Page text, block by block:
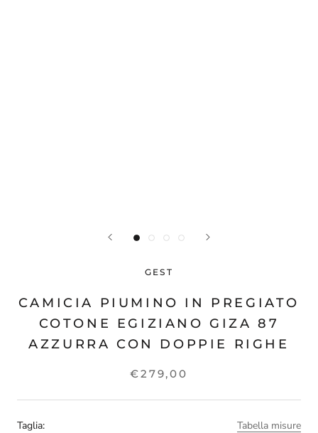
GEST
CAMICIA PIUMINO IN PREGIATO
COTONE EGIZIANO GIZA 87
AZZURRA CON DOPPIE RIGHE
€279,00
Taglia: Tabella misure